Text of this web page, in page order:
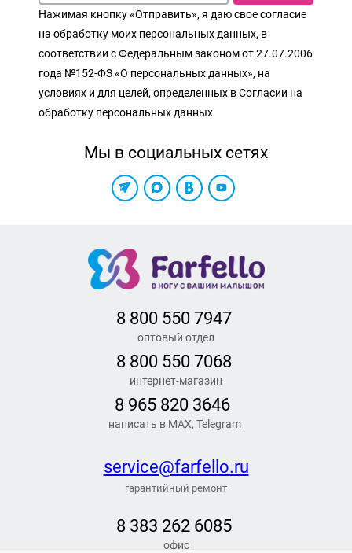
Нажимая кнопку «Отправить», я даю свое согласие
на обработку моих персональных данных, в
соответствии с Федеральным законом от 27.07.2006
года №152-ФЗ «О персональных данных», на
условиях и для целей, определенных в Согласии на
обработку персональных данных
Мы в социальных сетях
8 800 550 7947
оптовый отдел
8 800 550 7068
интернет-магазин
8 965 820 3646
написать в MAX, Telegram
service@farfello.ru
гарантийный ремонт
8 383 262 6085
офис